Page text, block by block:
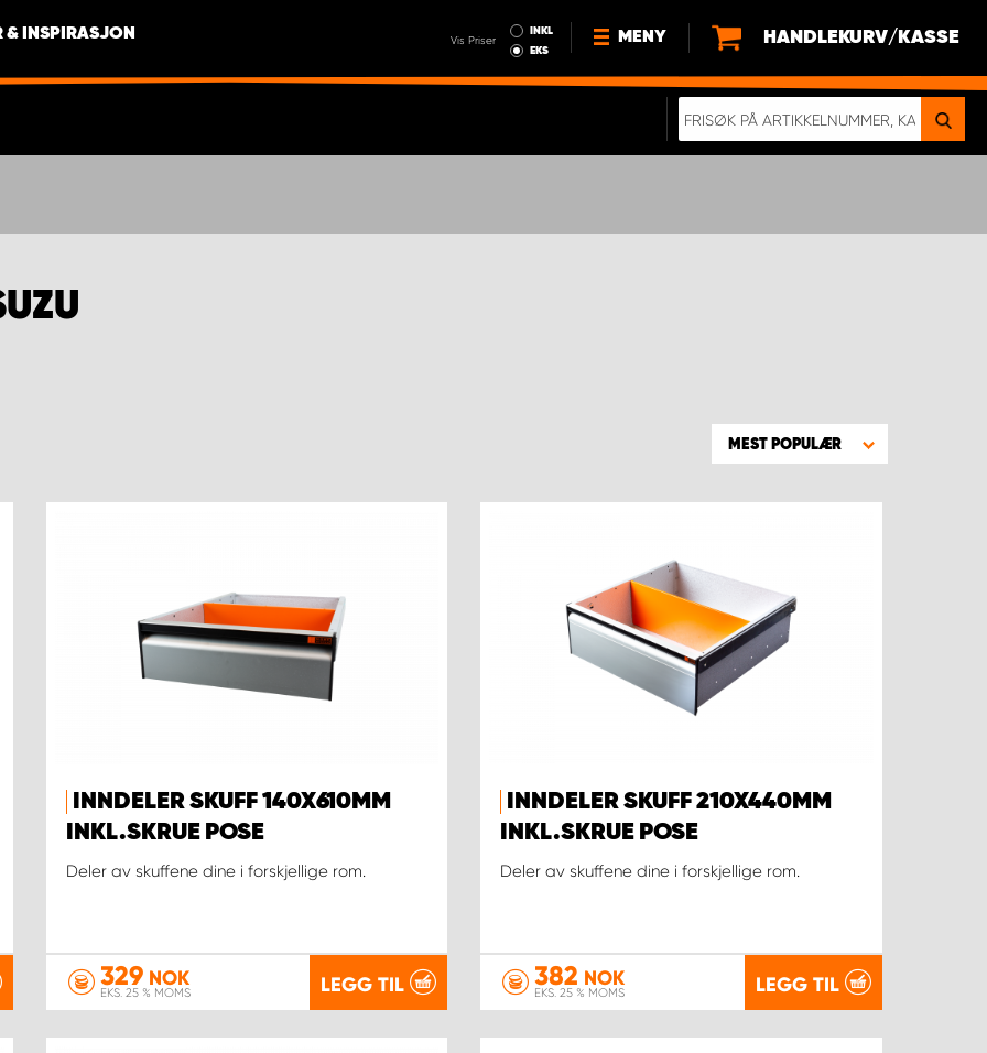
& INSPIRASJON Vis Priser
INKL
EKS
MENY
NYHETER
HANDLEKURV/KASSE
MEST POPULÆR
INNDELER SKUFF 140X610MM
INKL.SKRUE POSE
Deler av skuffene dine i forskjellige rom.
329NOK
EKS. 25 % MOMS LEGG TIL
INNDELER SKUFF 210X440MM
INKL.SKRUE POSE
Deler av skuffene dine i forskjellige rom.
382 NOK
EKS. 25 % MOMS LEGG TIL